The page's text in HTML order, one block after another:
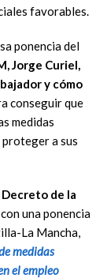
favorables.
ponencia del
Jorge Curiel,
y cómo
conseguir que
medidas
a sus
Decreto de la
con una ponencia
La Mancha,
medidas
el empleo